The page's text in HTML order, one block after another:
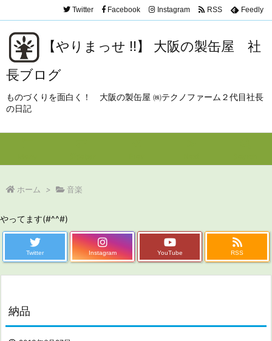
【やりまっせ !!】 大阪の製缶屋 社
長ブログ
ものづくりを面白く！ 大阪の製缶屋 ㈱テクノファーム２代目社長
の日記
Twitter Facebook Instagram RSS Feedly
ホーム > 音楽
やってます(#^^#)
Twitter Instagram YouTube RSS
納品